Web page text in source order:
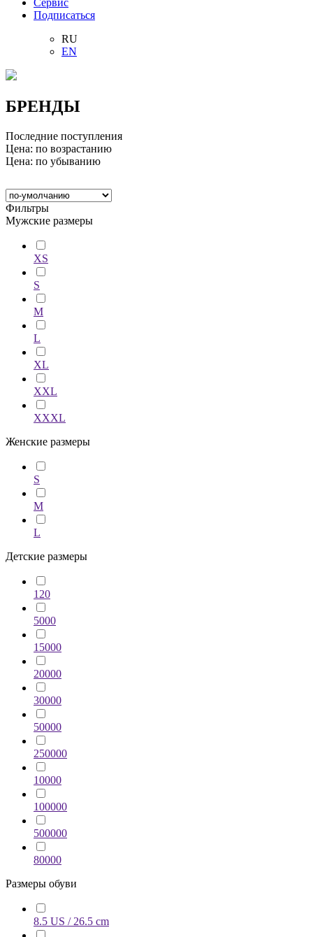
Сервис
Подписаться
RU
EN
БРЕНДЫ
Последние поступления
Цена: по возрастанию
Цена: по убыванию
Фильтры
Мужские размеры
XS
S
M
L
XL
XXL
XXXL
Женские размеры
S
M
L
Детские размеры
120
5000
15000
20000
30000
50000
250000
10000
100000
500000
80000
Размеры обуви
8.5 US / 26.5 cm